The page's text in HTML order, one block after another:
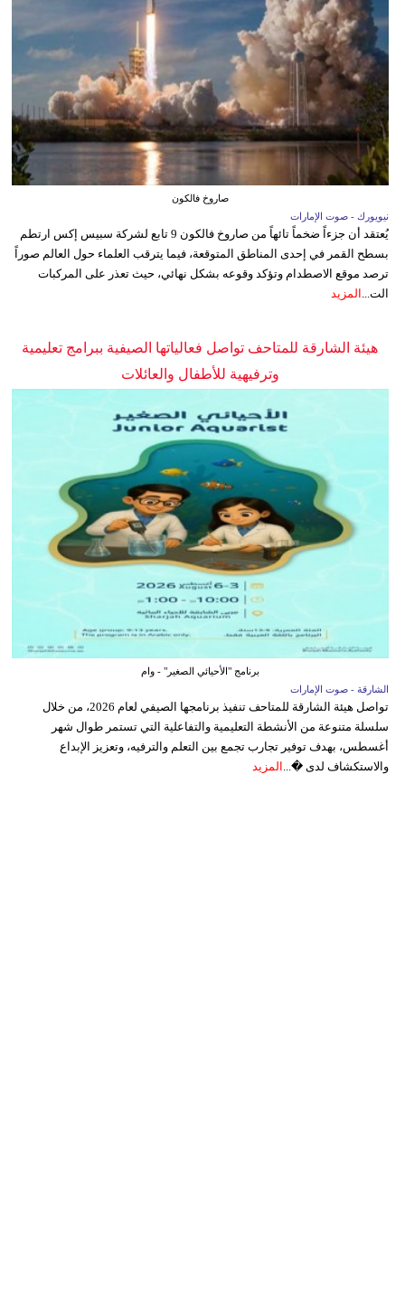
صاروخ فالكون
نيويورك - صوت الإمارات
يُعتقد أن جزءاً ضخماً تائهاً من صاروخ فالكون 9 تابع لشركة سبيس إكس ارتطم
بسطح القمر في إحدى المناطق المتوقعة، فيما يترقب العلماء حول العالم صوراً
ترصد موقع الاصطدام وتؤكد وقوعه بشكل نهائي، حيث تعذر على المركبات
الت...
المزيد
هيئة الشارقة للمتاحف تواصل فعالياتها الصيفية ببرامج تعليمية
وترفيهية للأطفال والعائلات
برنامج "الأحيائي الصغير" - وام
الشارقة - صوت الإمارات
تواصل هيئة الشارقة للمتاحف تنفيذ برنامجها الصيفي لعام 2026، من خلال
سلسلة متنوعة من الأنشطة التعليمية والتفاعلية التي تستمر طوال شهر
أغسطس، بهدف توفير تجارب تجمع بين التعلم والترفيه، وتعزيز الإبداع
والاستكشاف لدى �... المزيد